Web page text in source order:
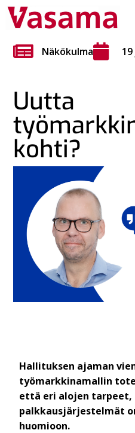
Näkökulma
Uutta
kohti?
Hallituksen ajaman
työmarkkinamallin
että eri alojen
palkkausjärjestelmät
huomioon.